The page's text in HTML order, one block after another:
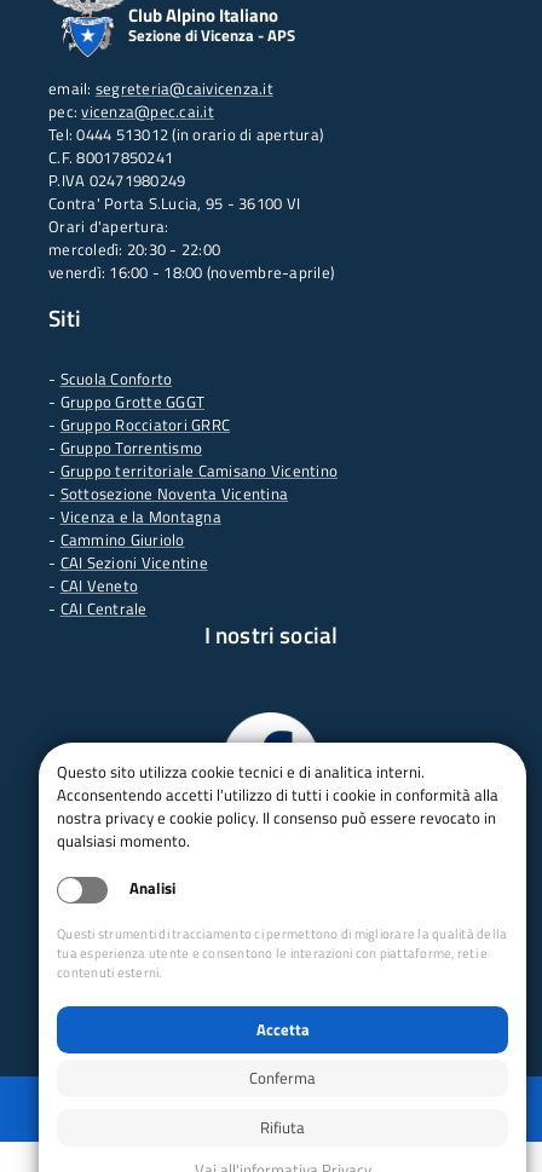
Club Alpino Italiano
Sezione di Vicenza - APS
email: segreteria@caivicenza.it
pec:vicenza@pec.cai.it
Tel: 0444 513012 (in orario di apertura)
C.F. 80017850241
P.IVA 02471980249
Contra' Porta S.Lucia, 95 - 36100 VI
Orari d'apertura:
mercoledì: 20:30 - 22:00
venerdì: 16:00 - 18:00 (novembre-aprile)
Siti
- Scuola Conforto
- Gruppo Grotte GGGT
- Gruppo Rocciatori GRRC
- Gruppo Torrentismo
- Gruppo territoriale Camisano Vicentino
- Sottosezione Noventa Vicentina
- Vicenza e la Montagna
- Cammino Giuriolo
- CAI Sezioni Vicentine
- CAI Veneto
- CAI Centrale
I nostri social
Powered by GRUPPO YEC
Questo sito utilizza cookie tecnici e di analitica interni.
Acconsentendo accetti l'utilizzo di tutti i cookie in conformità alla
nostra privacy e cookie policy. Il consenso può essere revocato in
qualsiasi momento.
Analisi
Questi strumenti di tracciamento ci permettono di migliorare la qualità della
tua esperienza utente e consentono le interazioni con piattaforme, reti e
contenuti esterni.
Accetta
Conferma
Rifiuta